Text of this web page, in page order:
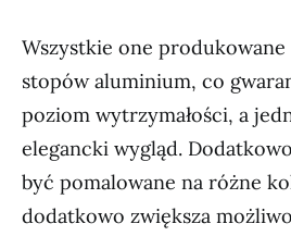
Wszystkie one produkowane
stopów aluminium, co
poziom wytrzymałości, a
elegancki wygląd.
być pomalowane na różne
dodatkowo zwiększa